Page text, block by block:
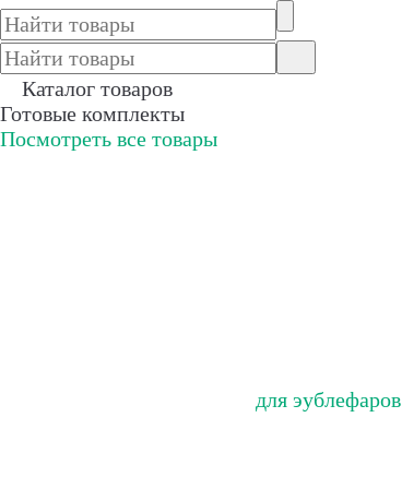
Каталог товаров
Готовые комплекты
Посмотреть все товары
для эублефаров